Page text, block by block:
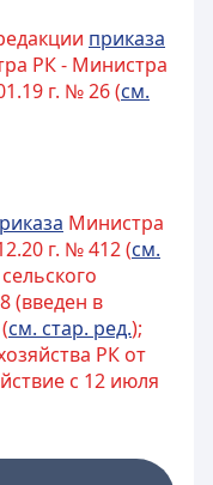
приказа
РК - Министра
г. № 26 (см.
Министра
г. № 412 (см.
(введен в
см. стар. ред.);
РК от
с 12 июля